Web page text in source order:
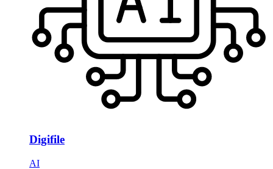
Digifile
AI